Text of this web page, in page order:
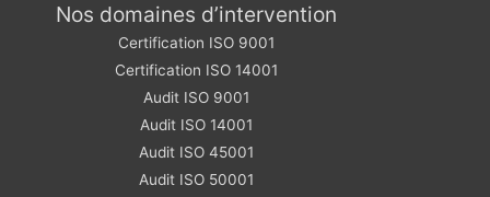
Nos domaines d’intervention
Certification ISO 9001
Certification ISO 14001
Audit ISO 9001
Audit ISO 14001
Audit ISO 45001
Audit ISO 50001